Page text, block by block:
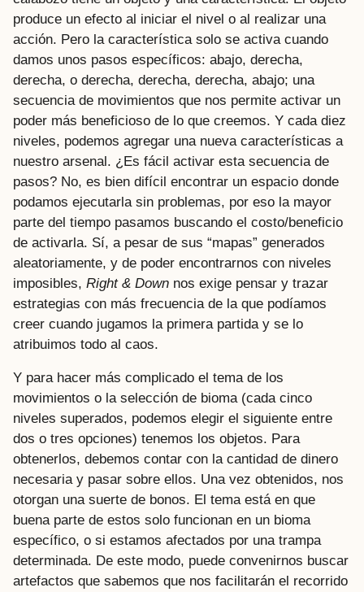
produce un efecto al iniciar el nivel o al realizar una
acción. Pero la característica solo se activa cuando
damos unos pasos específicos: abajo, derecha,
derecha, o derecha, derecha, derecha, abajo; una
secuencia de movimientos que nos permite activar un
poder más beneficioso de lo que creemos. Y cada diez
niveles, podemos agregar una nueva características a
nuestro arsenal. ¿Es fácil activar esta secuencia de
pasos? No, es bien difícil encontrar un espacio donde
podamos ejecutarla sin problemas, por eso la mayor
parte del tiempo pasamos buscando el costo/beneficio
de activarla. Sí, a pesar de sus “mapas” generados
aleatoriamente, y de poder encontrarnos con niveles
imposibles, Right & Down nos exige pensar y trazar
estrategias con más frecuencia de la que podíamos
creer cuando jugamos la primera partida y se lo
atribuimos todo al caos.
Y para hacer más complicado el tema de los
movimientos o la selección de bioma (cada cinco
niveles superados, podemos elegir el siguiente entre
dos o tres opciones) tenemos los objetos. Para
obtenerlos, debemos contar con la cantidad de dinero
necesaria y pasar sobre ellos. Una vez obtenidos, nos
otorgan una suerte de bonos. El tema está en que
buena parte de estos solo funcionan en un bioma
específico, o si estamos afectados por una trampa
determinada. De este modo, puede convenirnos buscar
artefactos que sabemos que nos facilitarán el recorrido